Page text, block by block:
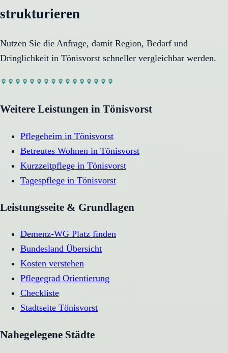
strukturieren
Nutzen Sie die Anfrage, damit Region, Bedarf und
Dringlichkeit in Tönisvorst schneller vergleichbar werden.
Weitere Leistungen in Tönisvorst
Pflegeheim in Tönisvorst
Betreutes Wohnen in Tönisvorst
Kurzzeitpflege in Tönisvorst
Tagespflege in Tönisvorst
Leistungsseite & Grundlagen
Demenz-WG Platz finden
Bundesland Übersicht
Kosten verstehen
Pflegegrad Orientierung
Checkliste
Stadtseite Tönisvorst
Nahegelegene Städte